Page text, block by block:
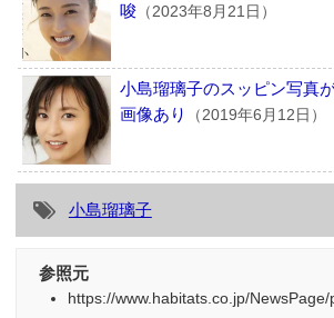
唆 （2023年8月21日）
小島瑠璃子のスッピン写真
画像あり
（2019年6月12日）
小島瑠璃子
参照元
https://www.habitats.co.jp/NewsPage/